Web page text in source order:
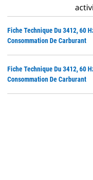
Fiche Technique Du 3412, 60
Consommation De Carburant
Fiche Technique Du 3412, 60
Consommation De Carburant